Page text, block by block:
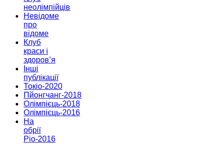
неолімпійців
Невідоме
про
відоме
Клуб
краси і
здоров’я
Інші
публікації
Токіо-2020
Пйонгчанг-2018
Олімпієць-2018
Олімпієць-2016
На
обрії
Ріо-2016